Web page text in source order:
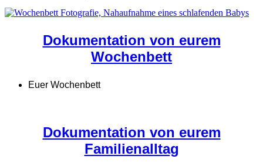
Dokumentation von eurem
Wochenbett
Euer Wochenbett
Dokumentation von eurem
Familienalltag